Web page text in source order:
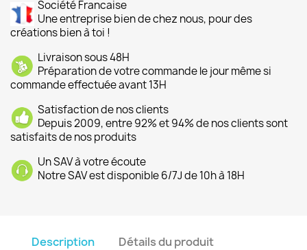
Société Francaise
Une entreprise bien de chez nous, pour des
créations bien à toi !
Livraison sous 48H
Préparation de votre commande le jour même si
commande effectuée avant 13H
Satisfaction de nos clients
Depuis 2009, entre 92% et 94% de nos clients sont
satisfaits de nos produits
Un SAV à votre écoute
Notre SAV est disponible 6/7J de 10h à 18H
Description Détails du produit